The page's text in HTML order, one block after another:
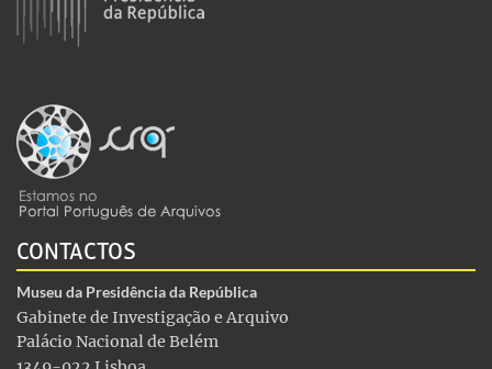
CONTACTOS
Museu da Presidência da República
Gabinete de Investigação e Arquivo
Palácio Nacional de Belém